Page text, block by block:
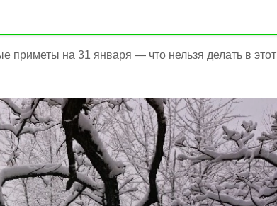
приметы на 31 января — что нельзя делать в этот